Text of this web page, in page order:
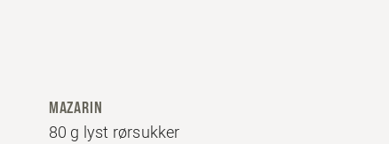
MAZARIN
80 g lyst rørsukker